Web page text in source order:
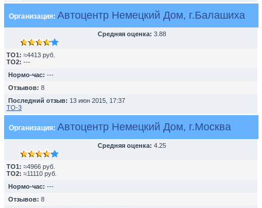
Организация: Автоцентр Немецкий Дом, г.Балашиха
Средняя оценка: 3.88
TO1: ≈4413 руб.
TO2: ---
Нормо-час: ---
Отзывов: 8
Последний отзыв: 13 июн 2015, 17:37
ТО-3
Организация: Автоцентр Немецкий Дом, г.Москва
Средняя оценка: 4.25
TO1: ≈4966 руб.
TO2: ≈11110 руб.
Нормо-час: ---
Отзывов: 8